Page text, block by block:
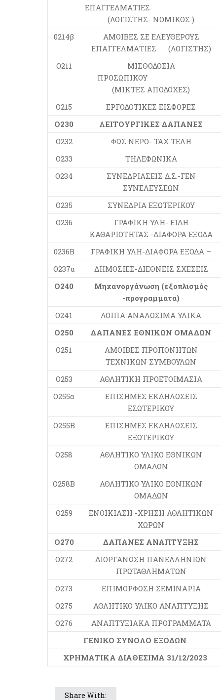
ΕΠΑΓΓΕΛΜΑΤΙΕΣ
(ΛΟΓΙΣΤΗΣ- ΝΟΜΙΚΟΣ )
0214β
ΑΜΟΙΒΕΣ ΣΕ ΕΛΕΥΘΕΡΟΥΣ
ΕΠΑΓΓΕΛΜΑΤΙΕΣ (ΛΟΓΙΣΤΗΣ)
Ο211
ΜΙΣΘΟΔΟΣΙΑ
ΠΡΟΣΩΠΙΚΟΥ
(ΜΙΚΤΕΣ ΑΠΟΔΟΧΕΣ)
Ο215
ΕΡΓΟΔΟΤΙΚΕΣ ΕΙΣΦΟΡΕΣ
Ο230
ΛΕΙΤΟΥΡΓΙΚΕΣ ΔΑΠΑΝΕΣ
Ο232
ΦΩΣ ΝΕΡΟ- ΤΑΧ ΤΕΛΗ
Ο233
ΤΗΛΕΦΩΝΙΚΑ
Ο234
ΣΥΝΕΔΡΙΑΣΕΙΣ Δ.Σ.-ΓΕΝ
ΣΥΝΕΛΕΥΣΕΩΝ
Ο235
ΣΥΝΕΔΡΙΑ ΕΞΩΤΕΡΙΚΟΥ
Ο236
ΓΡΑΦΙΚΗ ΥΛΗ- ΕΙΔΗ
ΚΑΘΑΡΙΟΤΗΤΑΣ -ΔΙΑΦΟΡΑ ΕΞΟΔΑ
0236Β
ΓΡΑΦΙΚΗ ΥΛΗ-ΔΙΑΦΟΡΑ ΕΞΟΔΑ –
Ο237α
ΔΗΜΟΣΙΕΣ-ΔΙΕΘΝΕΙΣ ΣΧΕΣΕΙΣ
Ο240
Μηχανοργάνωση (εξοπλισμός
-προγραμματα)
Ο241
ΛΟΙΠΑ ΑΝΑΛΩΣΙΜΑ ΥΛΙΚΑ
Ο250
ΔΑΠΑΝΕΣ ΕΘΝΙΚΩΝ ΟΜΑΔΩΝ
Ο251
ΑΜΟΙΒΕΣ ΠΡΟΠΟΝΗΤΩΝ
ΤΕΧΝΙΚΩΝ ΣΥΜΒΟΥΛΩΝ
Ο253
ΑΘΛΗΤΙΚΗ ΠΡΟΕΤΟΙΜΑΣΙΑ
Ο255α
ΕΠΙΣΗΜΕΣ ΕΚΔΗΛΩΣΕΙΣ
ΕΣΩΤΕΡΙΚΟΥ
Ο255Β
ΕΠΙΣΗΜΕΣ ΕΚΔΗΛΩΣΕΙΣ
ΕΞΩΤΕΡΙΚΟΥ
Ο258
ΑΘΛΗΤΙΚΟ ΥΛΙΚΟ ΕΘΝΙΚΩΝ
ΟΜΑΔΩΝ
Ο258Β
ΑΘΛΗΤΙΚΟ ΥΛΙΚΟ ΕΘΝΙΚΩΝ
ΟΜΑΔΩΝ
Ο259
ΕΝΟΙΚΙΑΣΗ -ΧΡΗΣΗ ΑΘΛΗΤΙΚΩΝ
ΧΩΡΩΝ
Ο270
ΔΑΠΑΝΕΣ ΑΝΑΠΤΥΞΗΣ
Ο272
ΔΙΟΡΓΑΝΩΣΗ ΠΑΝΕΛΛΗΝΙΩΝ
ΠΡΩΤΑΘΛΗΜΑΤΩΝ
Ο273
ΕΠΙΜΟΡΦΩΣΗ ΣΕΜΙΝΑΡΙΑ
Ο275
ΑΘΛΗΤΙΚΟ ΥΛΙΚΟ ΑΝΑΠΤΥΞΗΣ
Ο276
ΑΝΑΠΤΥΞΙΑΚΑ ΠΡΟΓΡΑΜΜΑΤΑ
ΓΕΝΙΚΟ ΣΥΝΟΛΟ ΕΞΟΔΩΝ
ΧΡΗΜΑΤΙΚΑ ΔΙΑΘΕΣΙΜΑ 31/12/2023
Share With: